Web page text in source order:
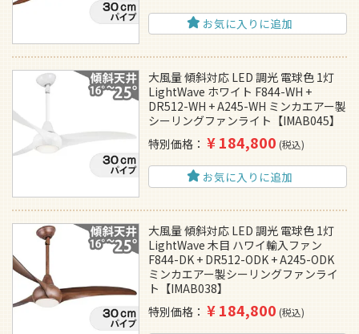
お気に入りに追加
大風量 傾斜対応 LED 調光 電球色 1灯
LightWave ホワイト F844-WH +
DR512-WH + A245-WH ミンカエアー製
シーリングファンライト【IMAB045】
特別価格
¥184,800 税込
お気に入りに追加
大風量 傾斜対応 LED 調光 電球色 1灯
LightWave 木目 ハワイ輸入ファン
F844-DK + DR512-ODK + A245-ODK
ミンカエアー製シーリングファンライ
ト【IMAB038】
特別価格
¥184,800 税込